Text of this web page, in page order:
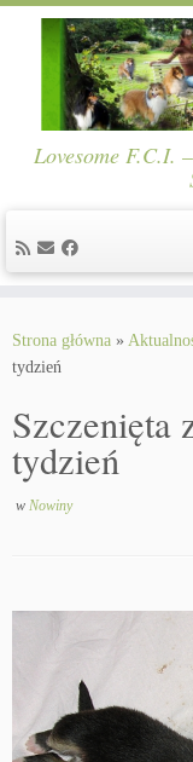
content
Lovesome F.C.I.
Strona główna »
tydzień
Szczenięta
tydzień
w Nowiny